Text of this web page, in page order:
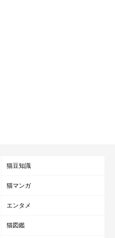
猫豆知識
猫マンガ
エンタメ
猫図鑑